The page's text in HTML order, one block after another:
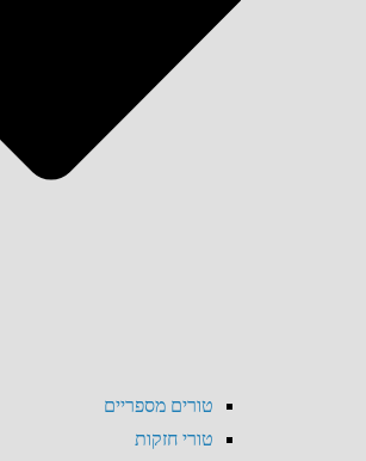
טורים מספריים
טורי חזקות